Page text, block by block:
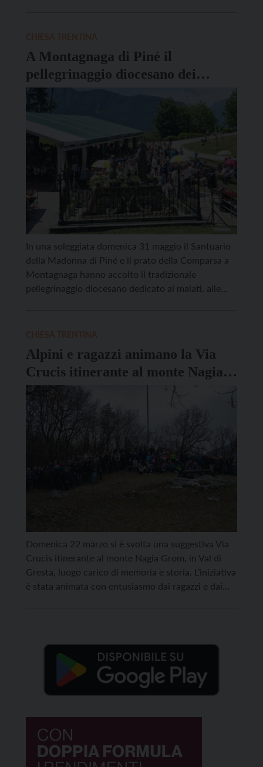
A Montagnaga di Piné il
pellegrinaggio diocesano dei
malati con l’arcivescovo Lauro
In una soleggiata domenica 31 maggio il Santuario
della Madonna di Piné e il prato della Comparsa a
Montagnaga hanno accolto il tradizionale
pellegrinaggio diocesano dedicato ai malati, alle
Alpini e ragazzi animano la Via
Crucis itinerante al monte Nagia
Grom
Domenica 22 marzo si è svolta una suggestiva Via
Crucis itinerante al monte Nagia Grom, in Val di
Gresta, luogo carico di memoria e storia. L’iniziativa
è stata animata con entusiasmo dai ragazzi e dai